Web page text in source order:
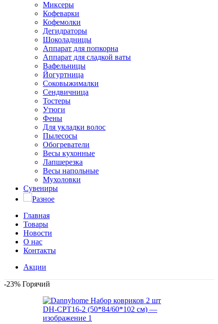
Миксеры
Кофеварки
Кофемолки
Дегидраторы
Шоколадницы
Аппарат для попкорна
Аппарат для сладкой ваты
Вафельницы
Йогуртница
Соковыжималки
Сендвичница
Тостеры
Утюги
Фены
Для укладки волос
Пылесосы
Обогреватели
Весы кухонные
Лапшерезка
Весы напольные
Мухоловки
Сувениры
Разное
Главная
Товары
Новости
О нас
Контакты
Акции
-23% Горячий